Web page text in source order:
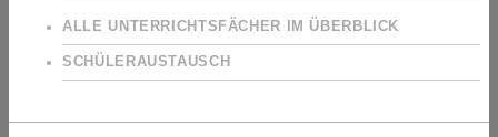
ALLE UNTERRICHTSFÄCHER IM ÜBERBLICK
SCHÜLERAUSTAUSCH